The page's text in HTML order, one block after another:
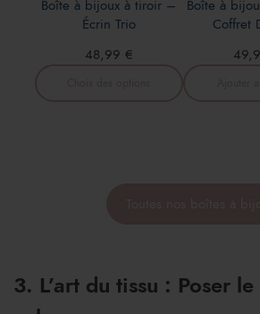
Boîte à bijoux à tiroir –
Écrin Trio
48,99 €
Boîte à
Coffret
3. L’art du tissu : Poser